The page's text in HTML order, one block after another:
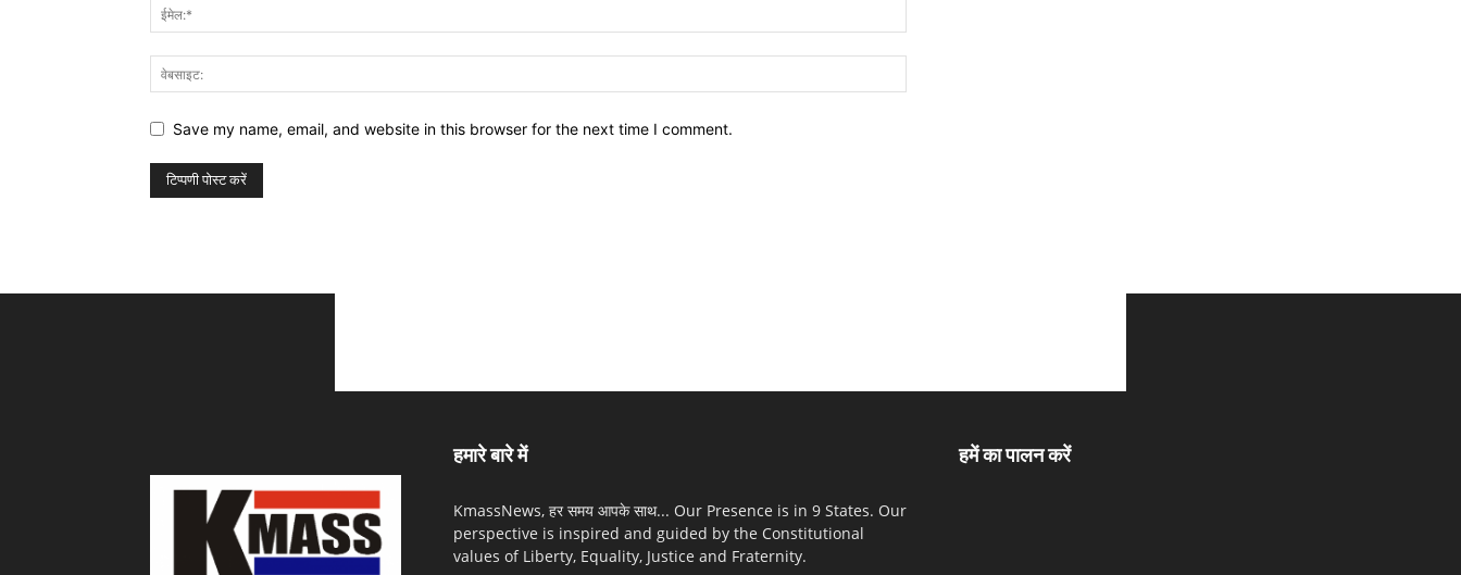
Save my name, email, and website in this browser for the next time I comment.
हमारे बारे में
KmassNews, हर समय आपके साथ... Our Presence is in 9 States. Our
perspective is inspired and guided by the Constitutional
values of Liberty, Equality, Justice and Fraternity.
हमें का पालन करें